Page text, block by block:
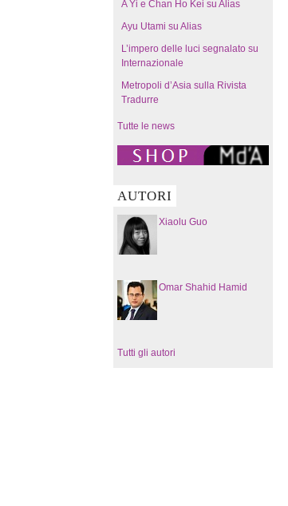
A Yi e Chan Ho Kei su Alias
Ayu Utami su Alias
L’impero delle luci segnalato su
Internazionale
Metropoli d’Asia sulla Rivista
Tradurre
Tutte le news
AUTORI
Xiaolu Guo
Omar Shahid Hamid
Tutti gli autori